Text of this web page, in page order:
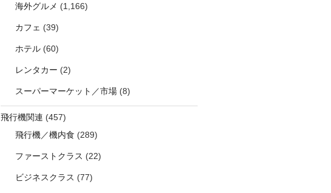
海外グルメ (1,166)
カフェ (39)
ホテル(60)
レンタカー (2)
スーパーマーケット／市場(8)
飛行機関連 (457)
飛行機／機内食 (289)
ファーストクラス (22)
ビジネスクラス (77)